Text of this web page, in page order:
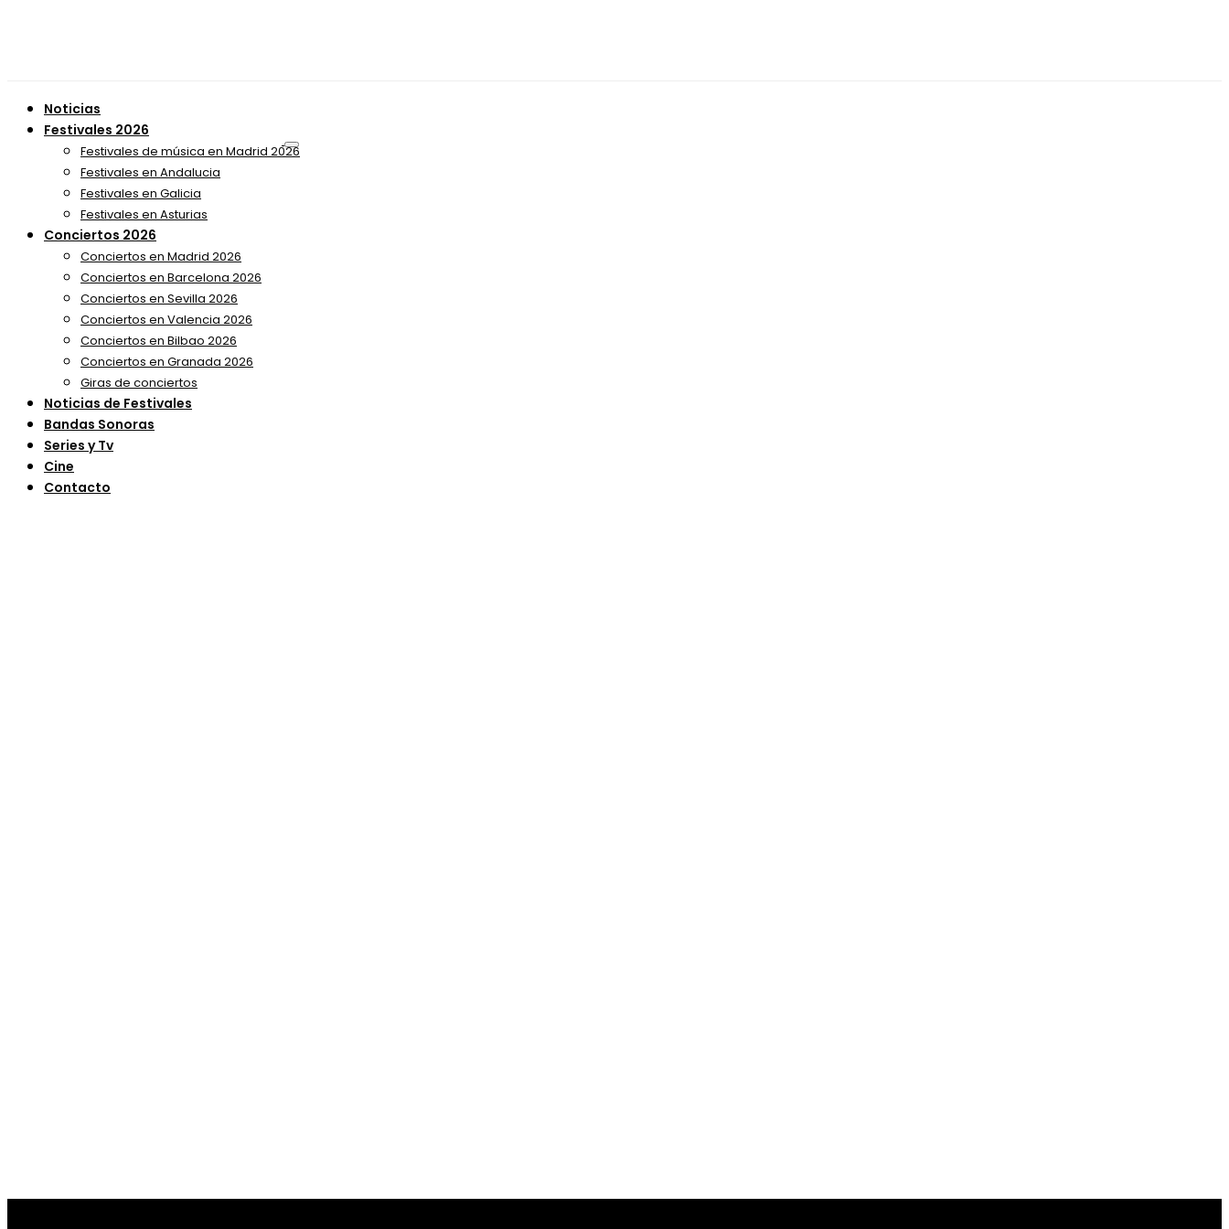
Noticias
Festivales 2026
Festivales de música en Madrid 2026
Festivales en Andalucia
Festivales en Galicia
Festivales en Asturias
Conciertos 2026
Conciertos en Madrid 2026
Conciertos en Barcelona 2026
Conciertos en Sevilla 2026
Conciertos en Valencia 2026
Conciertos en Bilbao 2026
Conciertos en Granada 2026
Giras de conciertos
Noticias de Festivales
Bandas Sonoras
Series y Tv
Cine
Contacto